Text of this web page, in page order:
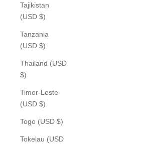
Tajikistan
(USD $)
Tanzania
(USD $)
Thailand (USD
$)
Timor-Leste
(USD $)
Togo (USD $)
Tokelau (USD